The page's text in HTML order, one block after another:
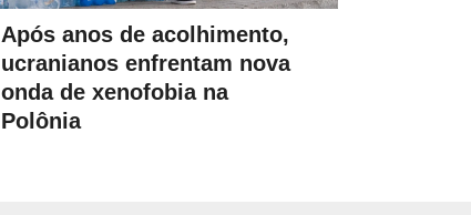
Após anos de acolhimento,
ucranianos enfrentam nova
onda de xenofobia na
Polônia